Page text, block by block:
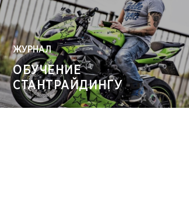
ЖУРНАЛ
ОБУЧЕНИЕ
СТАНТРАЙДИНГУ